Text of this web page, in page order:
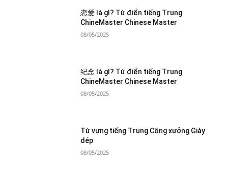
恋爱 là gì? Từ điển tiếng Trung
ChineMaster Chinese Master
08/05/2025
纪念 là gì? Từ điển tiếng Trung
ChineMaster Chinese Master
08/05/2025
Từ vựng tiếng Trung Công xưởng Giày
dép
08/05/2025